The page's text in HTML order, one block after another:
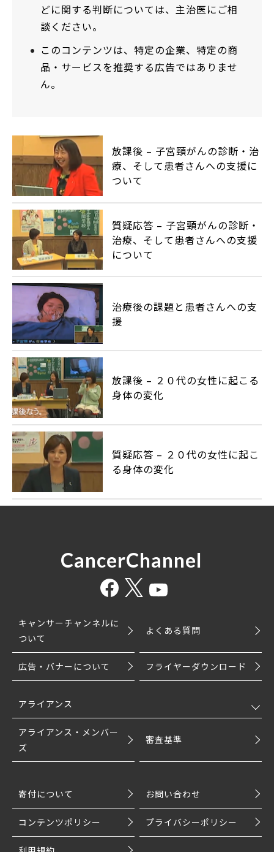
どに関する判断については、主治医にご相
談ください。
このコンテンツは、特定の企業、特定の商
品・サービスを推奨する広告ではありませ
ん。
放課後 – 子宮頸がんの診断・治
療、そして患者さんへの支援に
ついて
質疑応答 – 子宮頸がんの診断・
治療、そして患者さんへの支援
について
治療後の課題と患者さんへの支
援
放課後 – ２０代の女性に起こる
身体の変化
質疑応答 – ２０代の女性に起こ
る身体の変化
CancerChannel
キャンサーチャンネルに
ついて
よくある質問
広告・バナーについて フライヤーダウンロード
アライアンス
アライアンス・メンバー
ズ
審査基準
寄付について お問い合わせ
コンテンツポリシー プライバシーポリシー